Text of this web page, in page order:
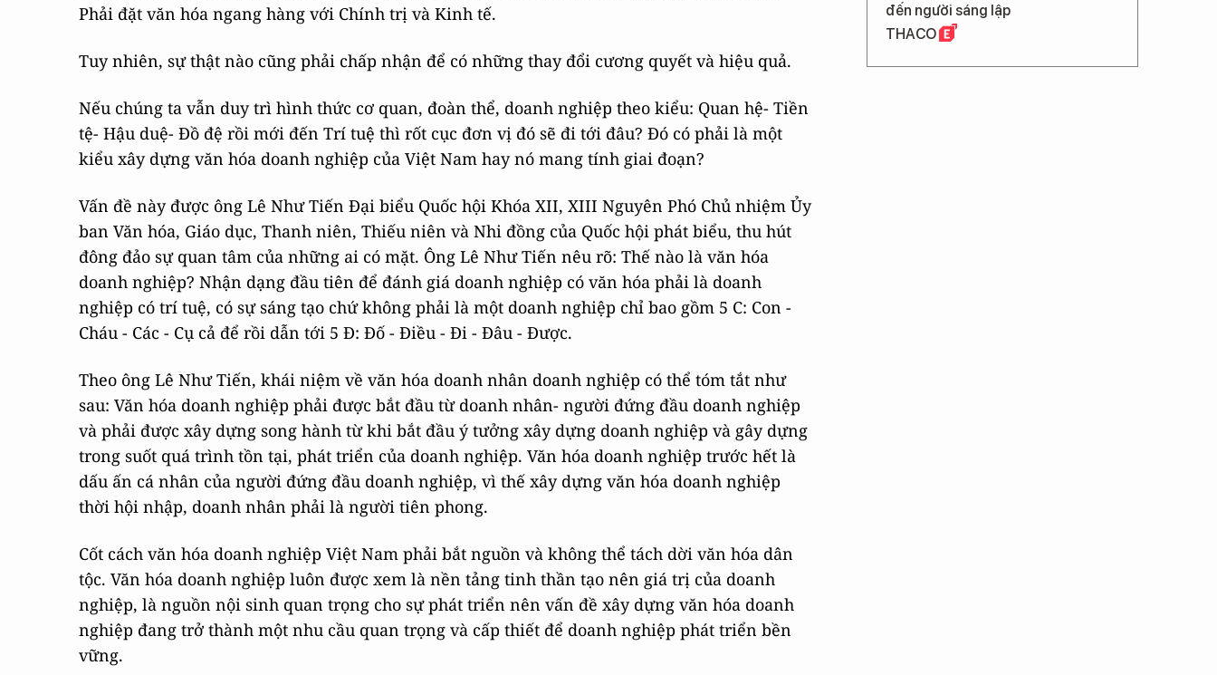
Phải đặt văn hóa ngang hàng với Chính trị và Kinh tế.
Tuy nhiên, sự thật nào cũng phải chấp nhận để có những thay đổi cương quyết và hiệu quả.
Nếu chúng ta vẫn duy trì hình thức cơ quan, đoàn thể, doanh nghiệp theo kiểu: Quan hệ- Tiền
tệ- Hậu duệ- Đồ đệ rồi mới đến Trí tuệ thì rốt cục đơn vị đó sẽ đi tới đâu? Đó có phải là một
kiểu xây dựng văn hóa doanh nghiệp của Việt Nam hay nó mang tính giai đoạn?
Vấn đề này được ông Lê Như Tiến Đại biểu Quốc hội Khóa XII, XIII Nguyên Phó Chủ nhiệm Ủy
ban Văn hóa, Giáo dục, Thanh niên, Thiếu niên và Nhi đồng của Quốc hội phát biểu, thu hút
đông đảo sự quan tâm của những ai có mặt. Ông Lê Như Tiến nêu rõ: Thế nào là văn hóa
doanh nghiệp? Nhận dạng đầu tiên để đánh giá doanh nghiệp có văn hóa phải là doanh
nghiệp có trí tuệ, có sự sáng tạo chứ không phải là một doanh nghiệp chỉ bao gồm 5 C: Con -
Cháu - Các - Cụ cả để rồi dẫn tới 5 Đ: Đố - Điều - Đi - Đâu - Được.
Theo ông Lê Như Tiến, khái niệm về văn hóa doanh nhân doanh nghiệp có thể tóm tắt như
sau: Văn hóa doanh nghiệp phải được bắt đầu từ doanh nhân- người đứng đầu doanh nghiệp
và phải được xây dựng song hành từ khi bắt đầu ý tưởng xây dựng doanh nghiệp và gây dựng
trong suốt quá trình tồn tại, phát triển của doanh nghiệp. Văn hóa doanh nghiệp trước hết là
dấu ấn cá nhân của người đứng đầu doanh nghiệp, vì thế xây dựng văn hóa doanh nghiệp
thời hội nhập, doanh nhân phải là người tiên phong.
Cốt cách văn hóa doanh nghiệp Việt Nam phải bắt nguồn và không thể tách dời văn hóa dân
tộc. Văn hóa doanh nghiệp luôn được xem là nền tảng tinh thần tạo nên giá trị của doanh
nghiệp, là nguồn nội sinh quan trọng cho sự phát triển nên vấn đề xây dựng văn hóa doanh
nghiệp đang trở thành một nhu cầu quan trọng và cấp thiết để doanh nghiệp phát triển bền
vững.
đến người sáng lập
THACO